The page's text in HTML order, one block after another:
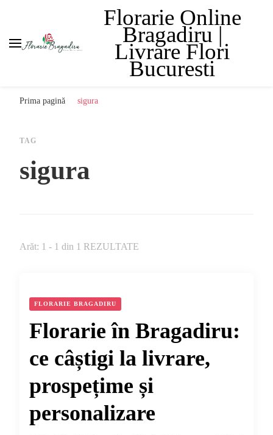
Florarie Online
Bragadiru |
Livrare Flori
Bucuresti
Prima pagină sigura
TAG
sigura
Arăt: 1 - 1 din 1 REZULTATE
FLORARIE BRAGADIRU
Florarie în Bragadiru:
ce câștigi la livrare,
prospețime și
personalizare